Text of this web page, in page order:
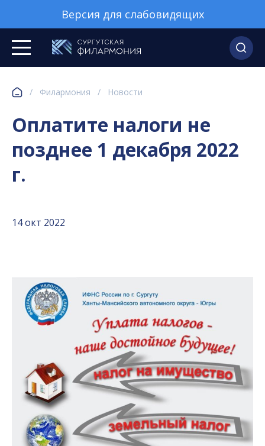
Версия для слабовидящих
/ Филармония / Новости
Оплатите налоги не
позднее 1 декабря 2022
г.
14 окт 2022